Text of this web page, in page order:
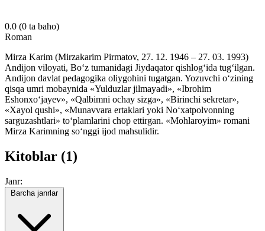
0.0 (0 ta baho)
Roman
Mirza Karim (Mirzakarim Pirmatov, 27. 12. 1946 – 27. 03. 1993)
Andijon viloyati, Bo‘z tumanidagi Jiydaqator qishlog‘ida tug‘ilgan.
Andijon davlat pedagogika oliygohini tugatgan. Yozuvchi o‘zining
qisqa umri mobaynida «Yulduzlar jilmayadi», «Ibrohim
Eshonxo‘jayev», «Qalbimni ochay sizga», «Birinchi sekretar»,
«Xayol qushi», «Munavvara ertaklari yoki No‘xatpolvonning
sarguzashtlari» to‘plamlarini chop ettirgan. «Mohlaroyim» romani
Mirza Karimning so‘nggi ijod mahsulidir.
Kitoblar (1)
Janr:
Barcha janrlar